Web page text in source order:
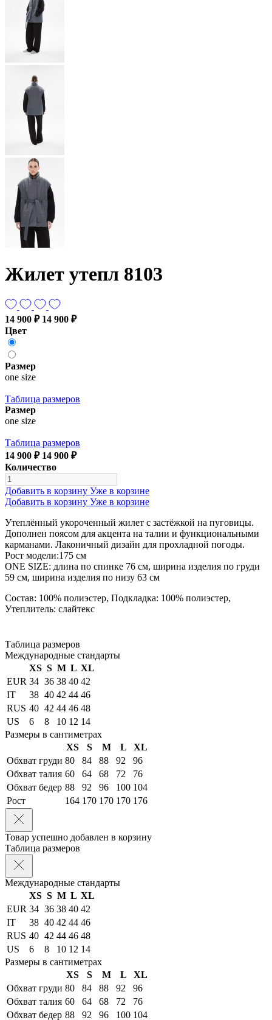
Жилет утепл 8103
14 900 ₽ 14 900 ₽
Цвет
Размер
one size
Таблица размеров
Размер
one size
Таблица размеров
14 900 ₽ 14 900 ₽
Количество
Добавить в корзину Уже в корзине
Добавить в корзину Уже в корзине
Утеплённый укороченный жилет с застёжкой на пуговицы.
Дополнен поясом для акцента на талии и функциональными
карманами. Лаконичный дизайн для прохладной погоды.
Рост модели:175 см
ONE SIZE: длина по спинке 76 см, ширина изделия по груди
59 см, ширина изделия по низу 63 см
Состав: 100% полиэстер, Подкладка: 100% полиэстер,
Утеплитель: слайтекс
Таблица размеров
Международные стандарты
XS S M L XL
EUR 34 36 38 40 42
IT
38 40 42 44 46
RUS 40 42 44 46 48
US
6 8 10 12 14
Размеры в сантиметрах
XS
S M L
XL
Обхват груди 80 84 88 92
96
Обхват талия 60 64 68 72
76
Обхват бедер 88 92 96 100 104
Рост
164 170 170 170 176
Товар успешно добавлен в корзину
Таблица размеров
Международные стандарты
XS S M L XL
EUR 34 36 38 40 42
IT
38 40 42 44 46
RUS 40 42 44 46 48
US
6 8 10 12 14
Размеры в сантиметрах
XS
S M L
XL
Обхват груди 80 84 88 92
96
Обхват талия 60 64 68 72
76
Обхват бедер 88 92 96 100 104